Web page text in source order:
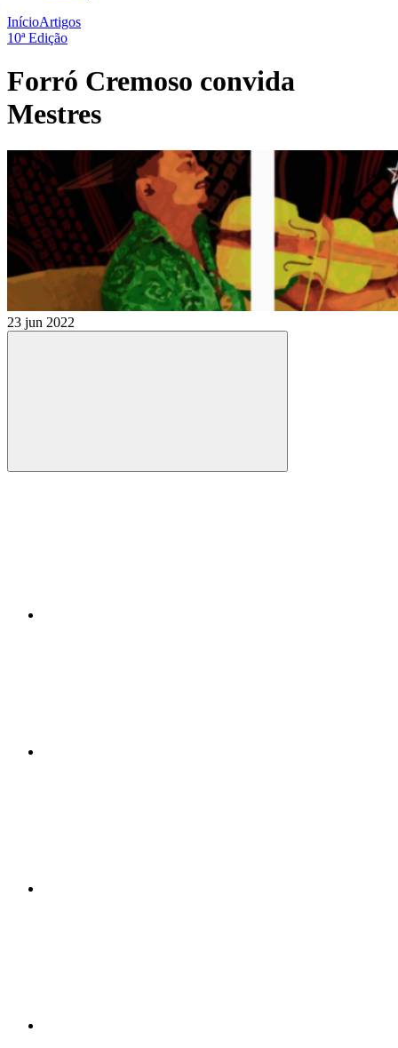
InícioArtigos
10ª Edição
Forró Cremoso convida
Mestres
23 jun 2022
Compartilhar